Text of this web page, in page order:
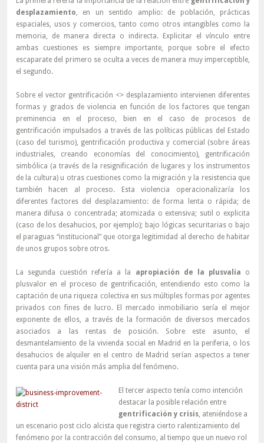
desplazamiento, en un sentido amplio: de población, prácticas
espaciales, usos y comercios, tanto como otros intangibles como la
memoria, de manera directa o indirecta. Explicitar el vínculo entre
ambas cuestiones es siempre importante, porque sobre el efecto
escaparate del primero se oculta a veces de manera muy imperceptible,
el segundo.
Sobre el vector gentrificación <> desplazamiento intervienen diferentes
formas y grados de violencia en función de los factores que tengan
preminencia en el proceso, bien en el caso de procesos de
gentrificación impulsados a través de las políticas públicas del Estado
(caso del turismo), gentrificación productiva y comercial (sobre áreas
industriales, creando economías del conocimiento), gentrificación
simbólica (a través de la resignificación de lugares y los instrumentos
de la cultura) u otras cuestiones como la migración y la resistencia que
también hacen al proceso. Esta violencia operacionalizaría los
diferentes factores del desplazamiento: de forma lenta o rápida; de
manera difusa o concentrada; atomizada o extensiva; sutil o explicita
(caso de los desahucios, por ejemplo); bajo lógicas securitarias o bajo
el paraguas “institucional” que otorga legitimidad al derecho de habitar
de unos grupos sobre otros.
La segunda cuestión refería a la apropiación de la plusvalía o
plusvalor en el proceso de gentrificación, entendiendo esto como la
captación de una riqueza colectiva en sus múltiples formas por agentes
privados con fines de lucro. El mercado inmobiliario sería el mejor
exponente de ellos, a través de la formación de diversos mercados
asociados a las rentas de posición. Sobre este asunto, el
desmantelamiento de la vivienda social en Madrid en la periferia, o los
desahucios de alquiler en el centro de Madrid serían aspectos a tener
cuenta para una visión más amplia del fenómeno.
El tercer aspecto tenía como intención
destacar la posible relación entre
gentrificación y crisis, ateniéndose a
un escenario post ciclo alcista que registra cierto ralentizamiento del
fenómeno por la contracción del consumo, al tiempo que un nuevo rol